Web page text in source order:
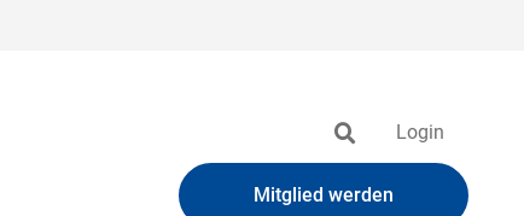
Login
Mitglied werden